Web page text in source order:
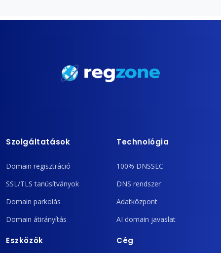
Szolgáltatások
Domain regisztráció
SSL/TLS tanúsítványok
Domain parkolás
Domain átirányítás
Technológia
100% DNSSEC
DNS rendszer
Adatközpont
AI domain javaslat
Eszközök Cég